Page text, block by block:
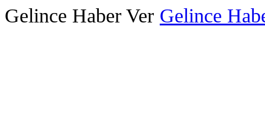
Gelince Haber Ver Gelince